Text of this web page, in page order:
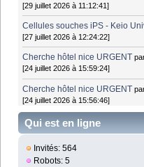
[29 juillet 2026 à 11:12:41]
Cellules souches iPS - Keio
[27 juillet 2026 à 12:24:22]
Cherche hôtel nice URGENT
[24 juillet 2026 à 15:59:24]
Cherche hôtel nice URGENT
[24 juillet 2026 à 15:56:46]
Qui est en ligne
Invités: 564
Robots: 5